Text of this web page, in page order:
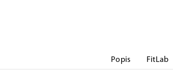
Popis FitLab